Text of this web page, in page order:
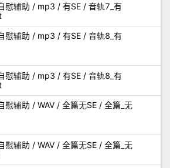
慰辅助 / mp3 / 有SE / 音轨7_有
慰辅助 / mp3 / 有SE / 音轨8_有
慰辅助 / mp3 / 有SE / 音轨8_有
慰辅助 / WAV / 全篇无SE / 全篇_无
慰辅助 / WAV / 全篇无SE / 全篇_无